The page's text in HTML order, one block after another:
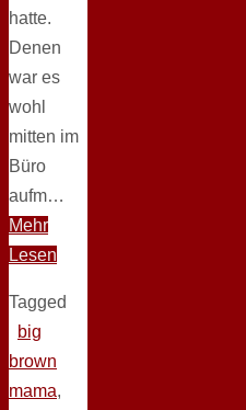
hatte.
Denen
war es
wohl
mitten im
Büro
aufm…
Mehr
Lesen
Tagged
big
brown
mama,